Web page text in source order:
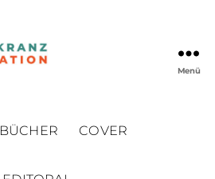
Menü
BÜCHER COVER